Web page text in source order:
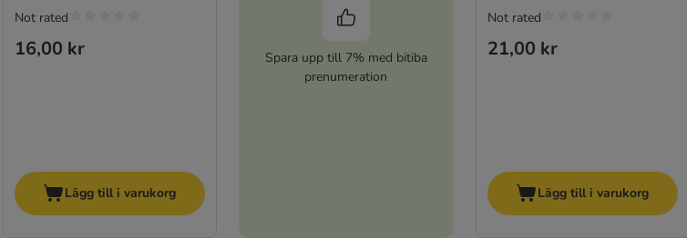
16,00 kr
Not rated
Lägg till i varukorg
Spara upp till 7% med bitiba
prenumeration
21,00 kr
Not rated
Lägg till i varukorg